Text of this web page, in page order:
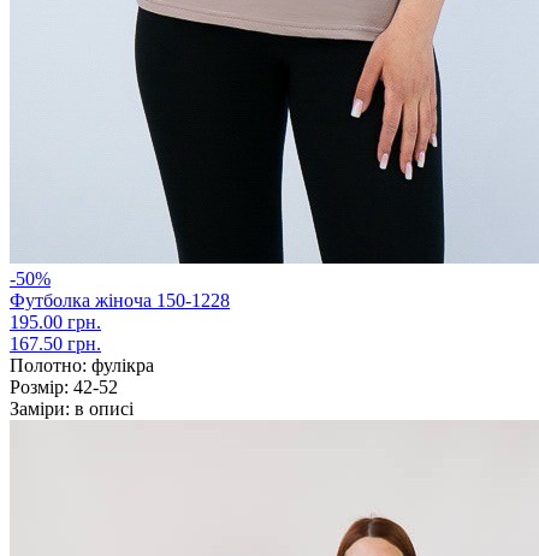
-50%
Футболка жіноча 150-1228
195.00 грн.
167.50 грн.
Полотно: фулікра
Розмір: 42-52
Заміри: в описі